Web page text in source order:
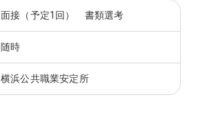
面接（予定1回） 書類選考
随時
横浜公共職業安定所